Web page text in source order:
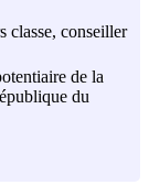
classe, conseiller
de la
du